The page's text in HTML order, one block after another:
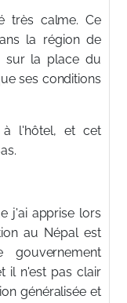
très calme. Ce
la région de
sur la place du
ses conditions
à l'hôtel, et cet
j'ai apprise lors
au Népal est
gouvernement
il n'est pas clair
généralisée et